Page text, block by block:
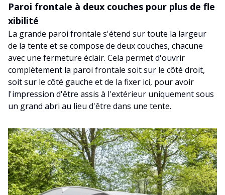
Paroi frontale à deux couches pour plus de fle
xibilité
La grande paroi frontale s'étend sur toute la largeur
de la tente et se compose de deux couches, chacune
avec une fermeture éclair. Cela permet d'ouvrir
complètement la paroi frontale soit sur le côté droit,
soit sur le côté gauche et de la fixer ici, pour avoir
l'impression d'être assis à l'extérieur uniquement sous
un grand abri au lieu d'être dans une tente.